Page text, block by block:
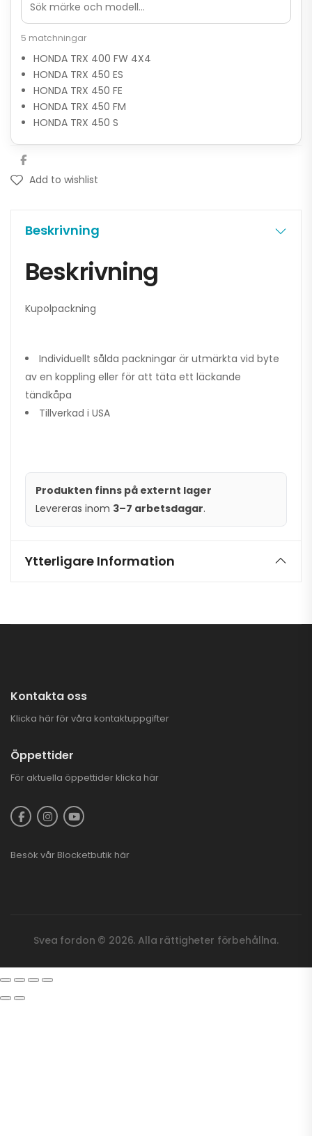
5 matchningar
HONDA TRX 400 FW 4X4
HONDA TRX 450 ES
HONDA TRX 450 FE
HONDA TRX 450 FM
HONDA TRX 450 S
Add to wishlist
Beskrivning
Beskrivning
Kupolpackning
Individuellt sålda packningar är utmärkta vid byte
av en koppling eller för att täta ett läckande
tändkåpa
Tillverkad i USA
Produkten finns på externt lager
Levereras inom 3–7 arbetsdagar.
Ytterligare Information
Kontakta oss
Klicka här för våra kontaktuppgifter
Öppettider
För aktuella öppettider klicka här
Besök vår Blocketbutik här
Svea fordon © 2026. Alla rättigheter förbehållna.